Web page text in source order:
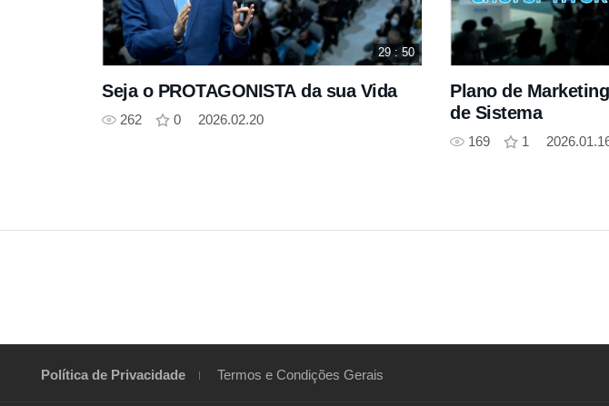
Seja o PROTAGONISTA da sua Vida
262 0 2026.02.20
29 : 50
Plano de
de Sistema
169 1
Política de Privacidade Termos e Condições Gerais